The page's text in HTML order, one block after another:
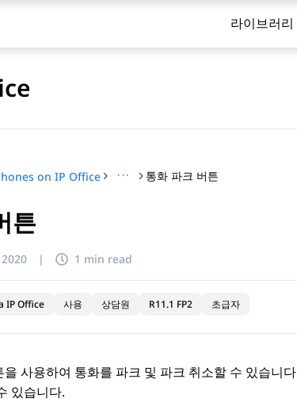
라이브러리
on IP Office ··· 통화 파크 버튼
튼
| 1 min read
IP Office 사용 상담원 R11.1 FP2 초급자
사용하여 통화를 파크 및 파크 취소할 수 있습니
있습니다.